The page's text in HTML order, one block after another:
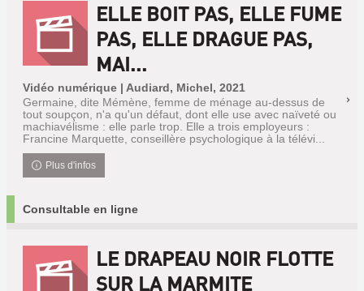
ELLE BOIT PAS, ELLE FUME
PAS, ELLE DRAGUE PAS,
MAI...
Vidéo numérique | Audiard, Michel, 2021
Germaine, dite Mémène, femme de ménage au-dessus de
tout soupçon, n'a qu'un défaut, dont elle use avec naïveté ou
machiavélisme : elle parle trop. Elle a trois employeurs :
Francine Marquette, conseillère psychologique à la télévi...
Plus d'infos
Consultable en ligne
LE DRAPEAU NOIR FLOTTE
SUR LA MARMITE